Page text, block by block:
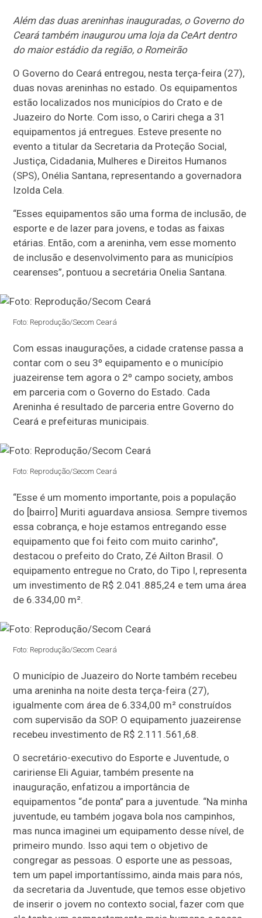
Além das duas areninhas inauguradas, o Governo do
Ceará também inaugurou uma loja da CeArt dentro
do maior estádio da região, o Romeirão
O Governo do Ceará entregou, nesta terça-feira (27),
duas novas areninhas no estado. Os equipamentos
estão localizados nos municípios do Crato e de
Juazeiro do Norte. Com isso, o Cariri chega a 31
equipamentos já entregues. Esteve presente no
evento a titular da Secretaria da Proteção Social,
Justiça, Cidadania, Mulheres e Direitos Humanos
(SPS), Onélia Santana, representando a governadora
Izolda Cela.
“Esses equipamentos são uma forma de inclusão, de
esporte e de lazer para jovens, e todas as faixas
etárias. Então, com a areninha, vem esse momento
de inclusão e desenvolvimento para as municípios
cearenses”, pontuou a secretária Onelia Santana.
Foto: Reprodução/Secom Ceará
Com essas inaugurações, a cidade cratense passa a
contar com o seu 3º equipamento e o município
juazeirense tem agora o 2º campo society, ambos
em parceria com o Governo do Estado. Cada
Areninha é resultado de parceria entre Governo do
Ceará e prefeituras municipais.
Foto: Reprodução/Secom Ceará
“Esse é um momento importante, pois a população
do [bairro] Muriti aguardava ansiosa. Sempre tivemos
essa cobrança, e hoje estamos entregando esse
equipamento que foi feito com muito carinho”,
destacou o prefeito do Crato, Zé Ailton Brasil. O
equipamento entregue no Crato, do Tipo I, representa
um investimento de R$ 2.041.885,24 e tem uma área
de 6.334,00 m².
Foto: Reprodução/Secom Ceará
O município de Juazeiro do Norte também recebeu
uma areninha na noite desta terça-feira (27),
igualmente com área de 6.334,00 m² construídos
com supervisão da SOP. O equipamento juazeirense
recebeu investimento de R$ 2.111.561,68.
O secretário-executivo do Esporte e Juventude, o
caririense Eli Aguiar, também presente na
inauguração, enfatizou a importância de
equipamentos “de ponta” para a juventude. “Na minha
juventude, eu também jogava bola nos campinhos,
mas nunca imaginei um equipamento desse nível, de
primeiro mundo. Isso aqui tem o objetivo de
congregar as pessoas. O esporte une as pessoas,
tem um papel importantíssimo, ainda mais para nós,
da secretaria da Juventude, que temos esse objetivo
de inserir o jovem no contexto social, fazer com que